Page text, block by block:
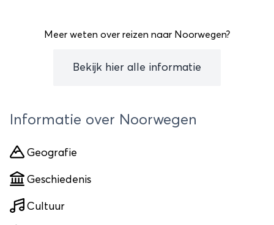
Meer weten over reizen naar Noorwegen?
Bekijk hier alle informatie
Informatie over Noorwegen
Geografie
Geschiedenis
Cultuur